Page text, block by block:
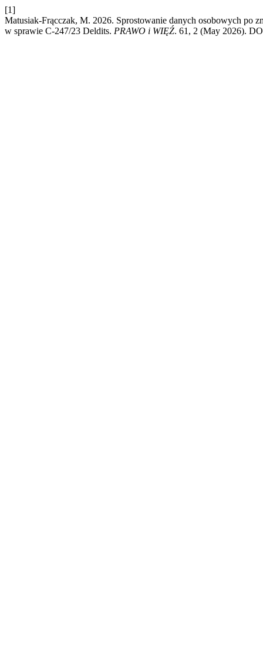
[1]
Matusiak-Frącczak, M. 2026. Sprostowanie danych osobowych po
w sprawie C-247/23 Deldits. PRAWO i WIĘŹ. 61, 2 (May 2026).